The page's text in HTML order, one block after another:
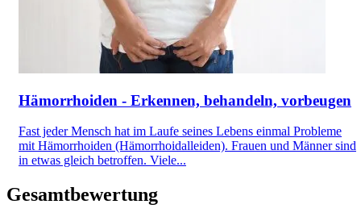
Hämorrhoiden - Erkennen, behandeln, vorbeugen
Fast jeder Mensch hat im Laufe seines Lebens einmal Probleme
mit Hämorrhoiden (Hämorrhoidalleiden). Frauen und Männer sind
in etwas gleich betroffen. Viele...
Gesamtbewertung